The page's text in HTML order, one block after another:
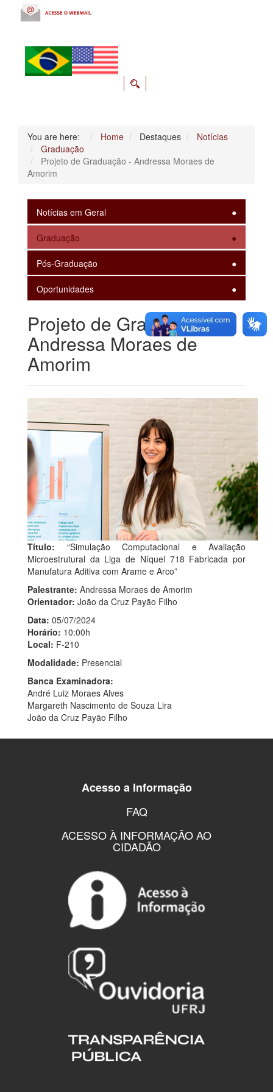
You are here: Home Destaques
Notícias
Graduação
Projeto de Graduação - Andressa Moraes de
Amorim
Notícias em Geral
Graduação
Pós-Graduação
Oportunidades
Projeto de Graduação -
Andressa Moraes de
Amorim
Título: “Simulação Computacional e Avaliação
Microestrutural da Liga de Níquel 718 Fabricada por
Manufatura Aditiva com Arame e Arco”
Palestrante: Andressa Moraes de Amorim
Orientador: João da Cruz Payão Filho
Data: 05/07/2024
Horário: 10:00h
Local: F-210
Modalidade: Presencial
Banca Examinadora:
André Luiz Moraes Alves
Margareth Nascimento de Souza Lira
João da Cruz Payão Filho
Acesso a Informação
FAQ
ACESSO À INFORMAÇÃO AO
CIDADÃO